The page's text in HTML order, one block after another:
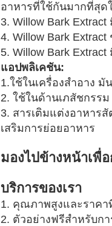
อาหารที่ใช้กันมากที่สุด
3. Willow Bark
4. Willow Bark
5. Willow Bark
แอปพลิเคชัน:
1.ใช้ในเครื่องสำอาง
2. ใช้ในด้านเภสัชกรร
3. สารเติมแต่งอาหาร
เสริมการย่อยอาหาร
มองไปข้างหน้าเพื่
บริการของเรา
1. คุณภาพสูงและราค
2. ตัวอย่างฟรีสำหรับก